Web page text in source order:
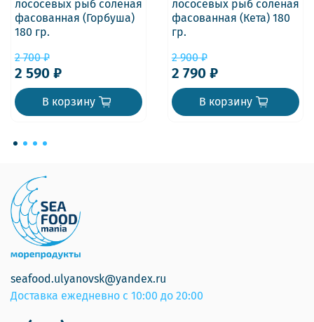
лососевых рыб соленая
фасованная (Горбуша)
180 гр.
2 700 ₽
2 590 ₽
В корзину
лососевых рыб соленая
фасованная (Кета) 180
гр.
2 900 ₽
2 790 ₽
В корзину
seafood.ulyanovsk@yandex.ru
Доставка ежедневно с 10:00 до 20:00